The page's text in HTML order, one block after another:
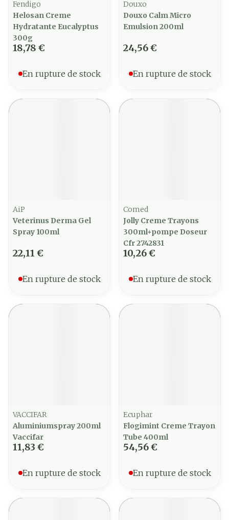
Fendigo
Helosan Creme
Hydratante Eucalyptus
300g
18,78 €
En rupture de stock
Douxo
Douxo Calm Micro
Emulsion 200ml
24,56 €
En rupture de stock
AiP
Veterinus Derma Gel
Spray 100ml
22,11 €
En rupture de stock
Comed
Jolly Creme Trayons
300ml+pompe Doseur
Cfr 2742831
10,26 €
En rupture de stock
VACCIFAR
Aluminiumspray 200ml
Vaccifar
11,83 €
En rupture de stock
Ecuphar
Flogimint Creme Trayon
Tube 400ml
54,56 €
En rupture de stock